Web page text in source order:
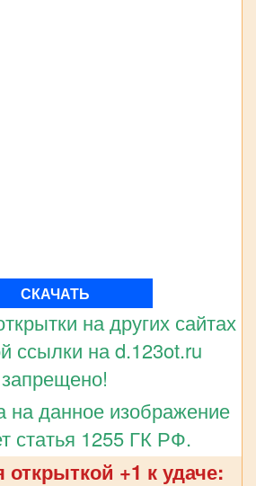
СКАЧАТЬ
на других сайтах
ссылки на d.123ot.ru
запрещено!
на данное изображение
статья 1255 ГК РФ.
+1 к удаче: